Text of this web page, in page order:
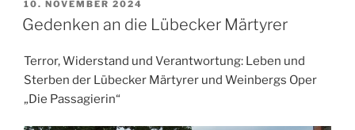
Herz-
Kirche“
VERÖFFENTLICHT
AM
10. NOVEMBER 2024
Gedenken an die Lübecker Märtyrer
Terror, Widerstand und Verantwortung: Leben und
Sterben der Lübecker Märtyrer und Weinbergs Oper
„Die Passagierin“